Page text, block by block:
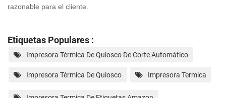
razonable para el cliente.
Etiquetas Populares :
Impresora Térmica De Quiosco De Corte Automático
Impresora Térmica De Quiosco Impresora Termica